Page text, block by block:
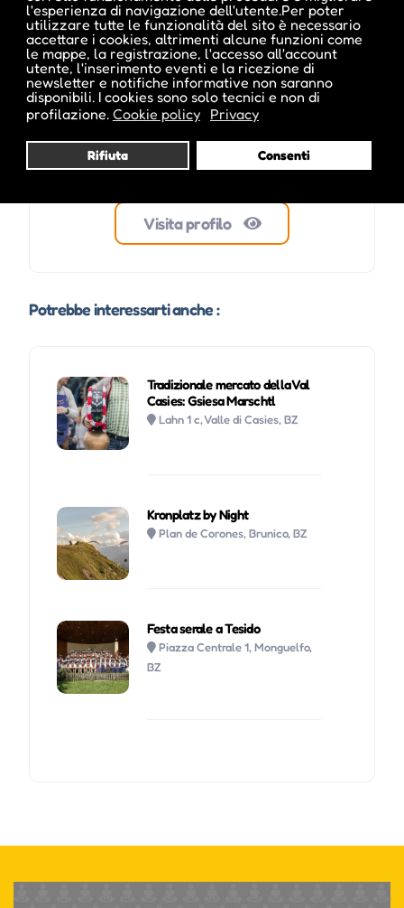
l'esperienza di navigazione dell'utente.Per poter
utilizzare tutte le funzionalità del sito è necessario
accettare i cookies, altrimenti alcune funzioni come
le mappe, la registrazione, l'accesso all'account
utente, l'inserimento eventi e la ricezione di
newsletter e notifiche informative non saranno
disponibili. I cookies sono solo tecnici e non di
profilazione. Cookie policy Privacy
Rifiuta Consenti
Visita profilo
Potrebbe interessarti anche :
Tradizionale mercato della Val
Casies: Gsiesa Marschtl
Lahn 1 c, Valle di Casies, BZ
Kronplatz by Night
Plan de Corones, Brunico, BZ
Festa serale a Tesido
Piazza Centrale 1, Monguelfo,
BZ